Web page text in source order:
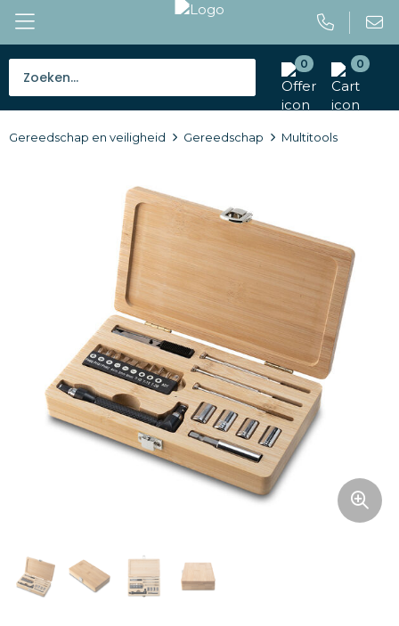
0 0
Tassen
Caps en mutsen
Outdoor en vrije tijd
Gereedschap en veiligheid
Snoepgoed
Kantoorartikelen
Gadgets
Gereedschap en veiligheid Gereedschap Multitools